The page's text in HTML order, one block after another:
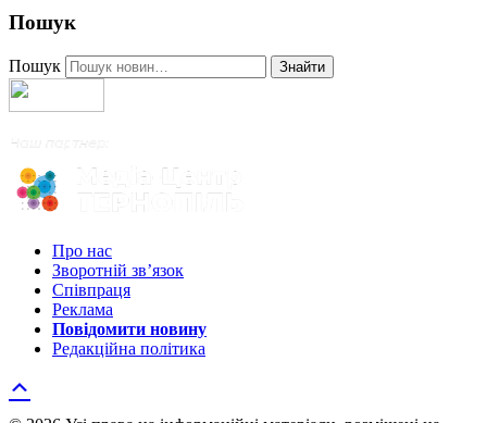
Пошук
Пошук Знайти
Про нас
Зворотній зв’язок
Співпраця
Реклама
Повідомити новину
Редакційна політика